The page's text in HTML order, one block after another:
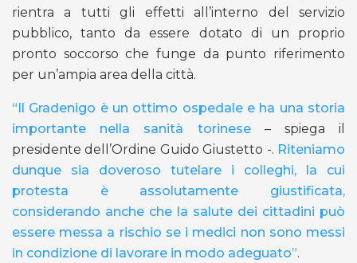
rientra a tutti gli effetti all’interno del servizio
pubblico, tanto da essere dotato di un proprio
pronto soccorso che funge da punto riferimento
per un’ampia area della città.
“Il Gradenigo è un ottimo ospedale e ha una storia
importante nella sanità torinese– spiega il
presidente dell’Ordine Guido Giustetto -. Riteniamo
dunque sia doveroso tutelare i colleghi, la cui
protesta è assolutamente giustificata,
considerando anche che la salute dei cittadini può
essere messa a rischio se i medici non sono messi
in condizione di lavorare in modo adeguato”.